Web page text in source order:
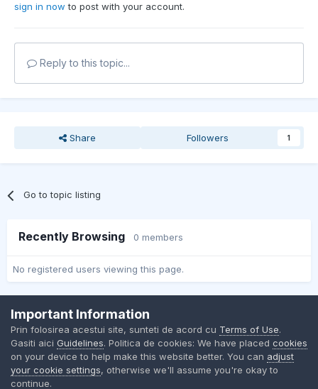
sign in now to post with your account.
Reply to this topic...
Share Followers 1
Go to topic listing
Recently Browsing 0 members
No registered users viewing this page.
Contact Us
BMW Club Romania
Powered by Invision Community
Important Information
Prin folosirea acestui site, sunteti de acord cu Terms of Use.
Gasiti aici Guidelines. Politica de cookies: We have placed cookies
on your device to help make this website better. You can adjust
your cookie settings, otherwise we'll assume you're okay to
continue.